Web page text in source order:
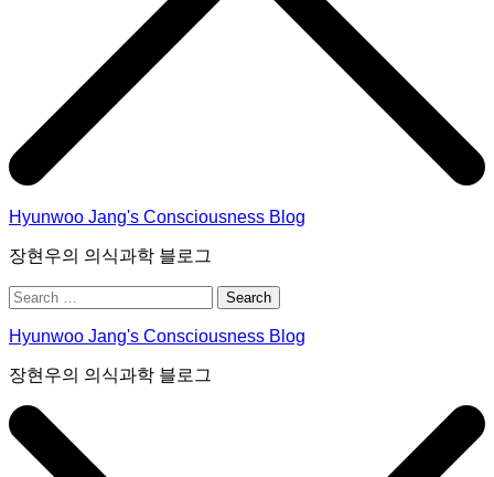
Hyunwoo Jang's Consciousness Blog
장현우의 의식과학 블로그
Search
for:
Hyunwoo Jang's Consciousness Blog
장현우의 의식과학 블로그